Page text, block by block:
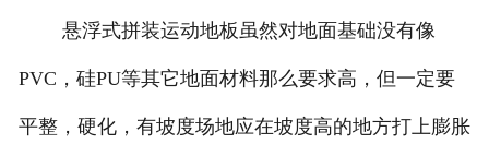
悬浮式拼装运动地板虽然对地面基础没有像
PVC，硅PU等其它地面材料那么要求高，但一定要
平整，硬化，有坡度场地应在坡度高的地方打上膨胀